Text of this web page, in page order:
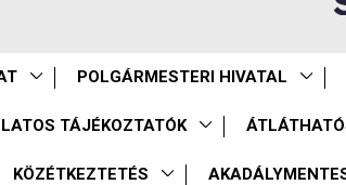
POLGÁRMESTERI HIVATAL
TÁJÉKOZTATÓK
KÖZÉTKEZTETÉS